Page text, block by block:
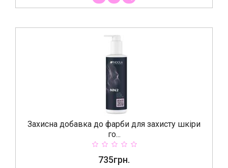
Захисна добавка до фарби для захисту шкіри
го...
735грн.